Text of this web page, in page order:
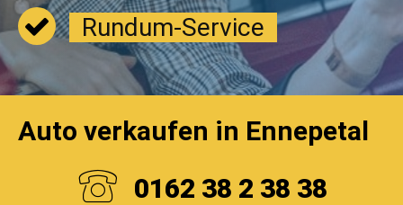
Rundum-Service
Auto verkaufen in Ennepetal
0162 38 2 38 38